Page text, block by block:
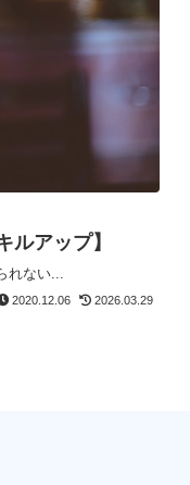
ルアップ】
ない...
2020.12.06 2026.03.29